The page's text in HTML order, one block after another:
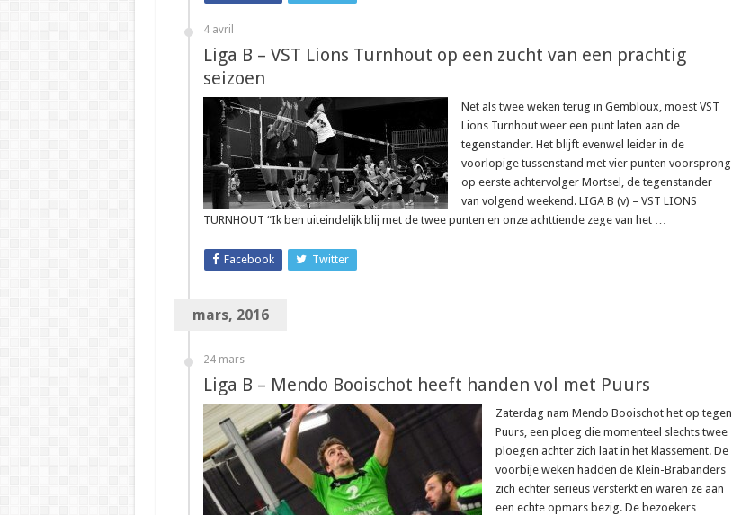
4 avril
Liga B – VST Lions Turnhout op een zucht van een prachtig
seizoen
Net als twee weken terug in Gembloux, moest VST
Lions Turnhout weer een punt laten aan de
tegenstander. Het blijft evenwel leider in de
voorlopige tussenstand met vier punten voorsprong
op eerste achtervolger Mortsel, de tegenstander
van volgend weekend. LIGA B (v) – VST LIONS
TURNHOUT “Ik ben uiteindelijk blij met de twee punten en onze achttiende zege van het …
Facebook Twitter
mars, 2016
24 mars
Liga B – Mendo Booischot heeft handen vol met Puurs
Zaterdag nam Mendo Booischot het op tegen
Puurs, een ploeg die momenteel slechts twee
ploegen achter zich laat in het klassement. De
voorbije weken hadden de Klein-Brabanders
zich echter serieus versterkt en waren ze aan
een echte opmars bezig. De bezoekers